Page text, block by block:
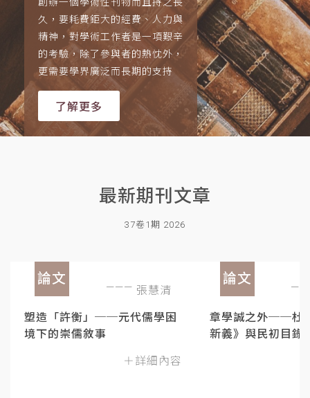
久，要耗費鉅大的經費、人力與
精神，對學術工作者是一項艱辛
的考驗，除了參與者的熱忱外，
更需要學界廣泛而長期的支持
了解更多
最新期刊文章
37卷1期 2026
論文
張慧清
塑造「許衡」──元代儒學困
境下的崇儒敘事
＋詳細內容
論文
章學誠之外──杜
新義》與民初目錄